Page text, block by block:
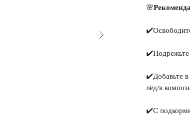
🌸
✔️Подрежьте
✔️Добавьте в
лёд/в
✔️С